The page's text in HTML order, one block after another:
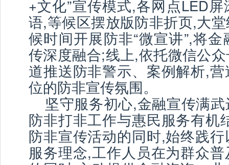
+文化”宣传模式,各网点LED
语,等候区摆放版防非折页,大
候时间开展防非“微宣讲”,将
传深度融合;线上,依托微信公
道推送防非警示、案例解析,
位的防非宣传氛围。
坚守服务初心,金融宣传满
防非打非工作与惠民服务有机
防非宣传活动的同时,始终践
服务理念,工作人员在为群众